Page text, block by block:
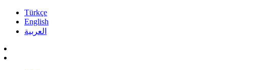
Türkçe
English
العربية